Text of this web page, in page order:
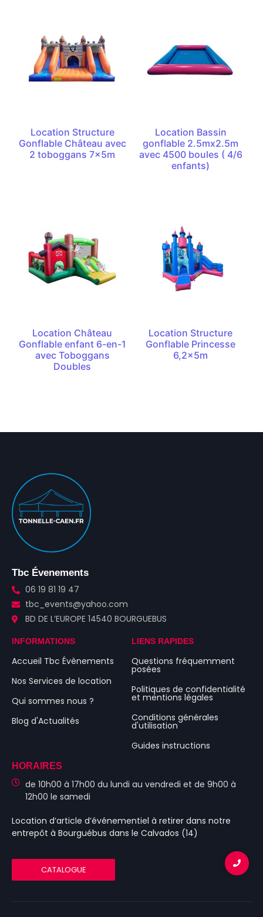
Location Structure
Gonflable Château avec
2 toboggans 7x5m
Location Bassin
gonflable 2.5mx2.5m
avec 4500 boules ( 4/6
enfants)
Location Château
Gonflable enfant 6-en-1
avec Toboggans
Doubles
Location Structure
Gonflable Princesse
6,2x5m
Tbc Évenements
06 19 81 19 47
tbc_events@yahoo.com
BD DE L’EUROPE 14540 BOURGUEBUS
INFORMATIONS
Accueil Tbc Évènements
Nos Services de location
Qui sommes nous ?
Blog d'Actualités
LIENS RAPIDES
Questions fréquemment
posées
Politiques de confidentialité
et mentions légales
Conditions générales
d'utilisation
Guides instructions
HORAIRES
de 10h00 à 17h00 du lundi au vendredi et de 9h00 à
12h00 le samedi
Location d’article d’événementiel à retirer dans notre
entrepôt à Bourguébus dans le Calvados (14)
CATALOGUE